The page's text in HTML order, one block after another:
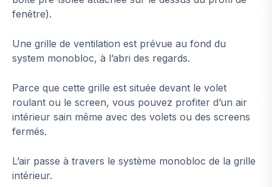
fenêtre).
Une grille de ventilation est prévue au fond du
system monobloc, à l’abri des regards.
Parce que cette grille est située devant le volet
roulant ou le screen, vous pouvez profiter d’un air
intérieur sain même avec des volets ou des screens
fermés.
L’air passe à travers le système monobloc de la grille
intérieur.